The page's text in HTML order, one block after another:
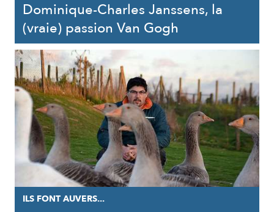
Dominique-Charles Janssens, la
(vraie) passion Van Gogh
ILS FONT AUVERS...